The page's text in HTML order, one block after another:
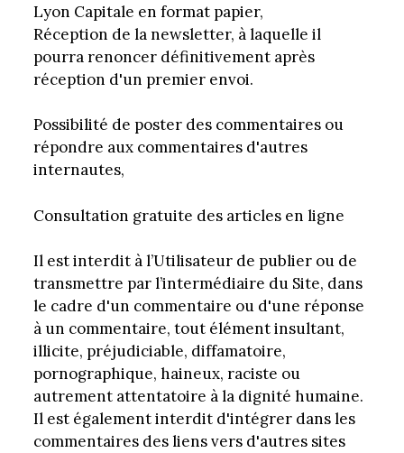
Lyon Capitale en format papier,
Réception de la newsletter, à laquelle il
pourra renoncer définitivement après
réception d'un premier envoi.
Possibilité de poster des commentaires ou
répondre aux commentaires d'autres
internautes,
Consultation gratuite des articles en ligne
Il est interdit à l’Utilisateur de publier ou de
transmettre par l’intermédiaire du Site, dans
le cadre d'un commentaire ou d'une réponse
à un commentaire, tout élément insultant,
illicite, préjudiciable, diffamatoire,
pornographique, haineux, raciste ou
autrement attentatoire à la dignité humaine.
Il est également interdit d'intégrer dans les
commentaires des liens vers d'autres sites